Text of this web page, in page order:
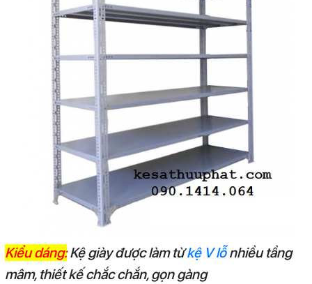
Kiểu dáng:Kệ giày được làm từkệ V lỗnhiều tầng
mâm, thiết kế chắc chắn, gọn gàng